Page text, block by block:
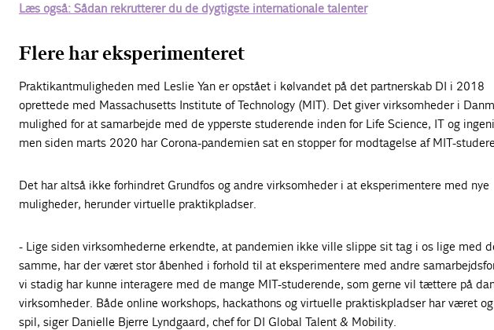
Læs også: Sådan rekrutterer du de dygtigste internationale talenter
Flere har eksperimenteret
Praktikantmuligheden med Leslie Yan er opstået i kølvandet på det partnerskab DI i 2018
oprettede med Massachusetts Institute of Technology (MIT). Det giver virksomheder i
mulighed for at samarbejde med de ypperste studerende inden for Life Science, IT og
men siden marts 2020 har Corona-pandemien sat en stopper for modtagelse af MIT-
Det har altså ikke forhindret Grundfos og andre virksomheder i at eksperimentere med nye
muligheder, herunder virtuelle praktikpladser.
- Lige siden virksomhederne erkendte, at pandemien ikke ville slippe sit tag i os lige med
samme, har der været stor åbenhed i forhold til at eksperimentere med andre
vi stadig har kunne interagere med de mange MIT-studerende, som gerne vil tættere på
virksomheder. Både online workshops, hackathons og virtuelle praktiskpladser har været
spil, siger Danielle Bjerre Lyndgaard, chef for DI Global Talent & Mobility.